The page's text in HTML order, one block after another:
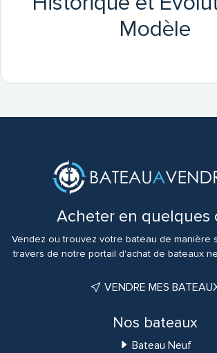
Modèle
Acheter en quelques
Vendez ou trouvez votre bateau de manière
travers de notre portail d'achat de bateaux
VENDRE MES
Nos bateaux
Bateau Neuf